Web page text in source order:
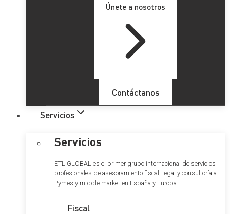
Únete a nosotros
Contáctanos
Servicios
Servicios
ETL GLOBAL es el primer grupo internacional de servicios
profesionales de asesoramiento fiscal, legal y consultoría a
Pymes y middle market en España y Europa.
Fiscal